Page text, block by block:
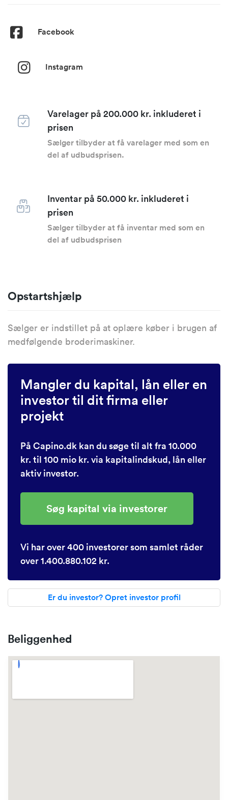
Facebook
Instagram
Varelager på 200.000 kr. inkluderet i
prisen
Sælger tilbyder at få varelager med som en
del af udbudsprisen.
Inventar på 50.000 kr. inkluderet i
prisen
Sælger tilbyder at få inventar med som en
del af udbudsprisen
Opstartshjælp
Sælger er indstillet på at oplære køber i brugen af
medfølgende broderimaskiner.
Mangler du kapital, lån eller en
investor til dit firma eller
projekt
På Capino.dk kan du søge til alt fra 10.000
kr. til 100 mio kr. via kapitalindskud, lån eller
aktiv investor.
Søg kapital via investorer
Vi har over 400 investorer som samlet råder
over 1.400.880.102 kr.
Er du investor? Opret investor profil
Beliggenhed